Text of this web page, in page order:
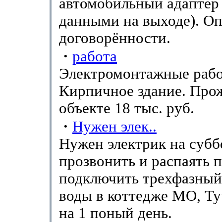
автомобильный
данными на выходе).
договорённости.
· работа
Электромонтажные
Кирпичное здание.
объекте 18 тыс. руб.
· Нужен элек..
Нужен электрик на
прозвонить и распаять
подключить трехфазный
воды в коттедже МО,
на 1 поный день.